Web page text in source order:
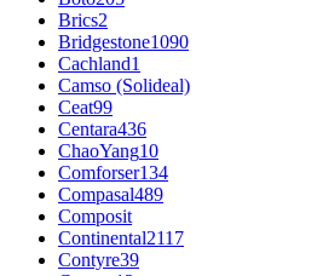
Brics2
Bridgestone1090
Cachland1
Camso (Solideal)
Ceat99
Centara436
ChaoYang10
Comforser134
Compasal489
Composit
Continental2117
Contyre39